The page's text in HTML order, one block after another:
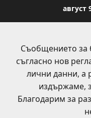
август
Съобщението за
съгласно нов
лични данни, а
издържаме,
Благодарим за